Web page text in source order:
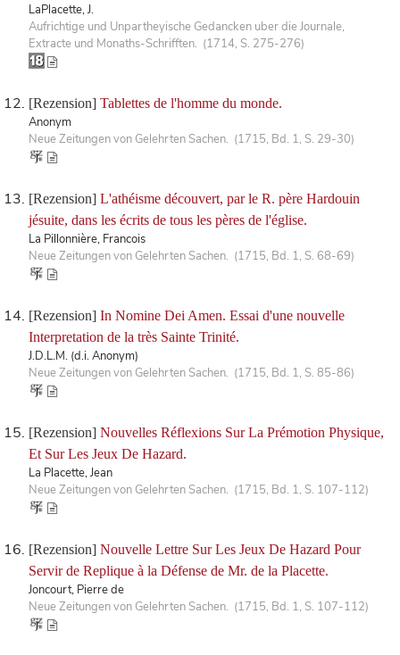
LaPlacette, J.
Aufrichtige und Unpartheyische Gedancken uber die Journale,
Extracte und Monaths-Schrifften. (1714, S. 275-276)
[Rezension] Tablettes de l'homme du monde.
Anonym
Neue Zeitungen von Gelehrten Sachen. (1715, Bd. 1, S. 29-30)
[Rezension] L'athéisme découvert, par le R. père Hardouin
jésuite, dans les écrits de tous les pères de l'église.
La Pillonnière, Francois
Neue Zeitungen von Gelehrten Sachen. (1715, Bd. 1, S. 68-69)
[Rezension] In Nomine Dei Amen. Essai d'une nouvelle
Interpretation de la très Sainte Trinité.
J.D.L.M. (d.i. Anonym)
Neue Zeitungen von Gelehrten Sachen. (1715, Bd. 1, S. 85-86)
[Rezension] Nouvelles Réflexions Sur La Prémotion Physique,
Et Sur Les Jeux De Hazard.
La Placette, Jean
Neue Zeitungen von Gelehrten Sachen. (1715, Bd. 1, S. 107-112)
[Rezension] Nouvelle Lettre Sur Les Jeux De Hazard Pour
Servir de Replique à la Défense de Mr. de la Placette.
Joncourt, Pierre de
Neue Zeitungen von Gelehrten Sachen. (1715, Bd. 1, S. 107-112)